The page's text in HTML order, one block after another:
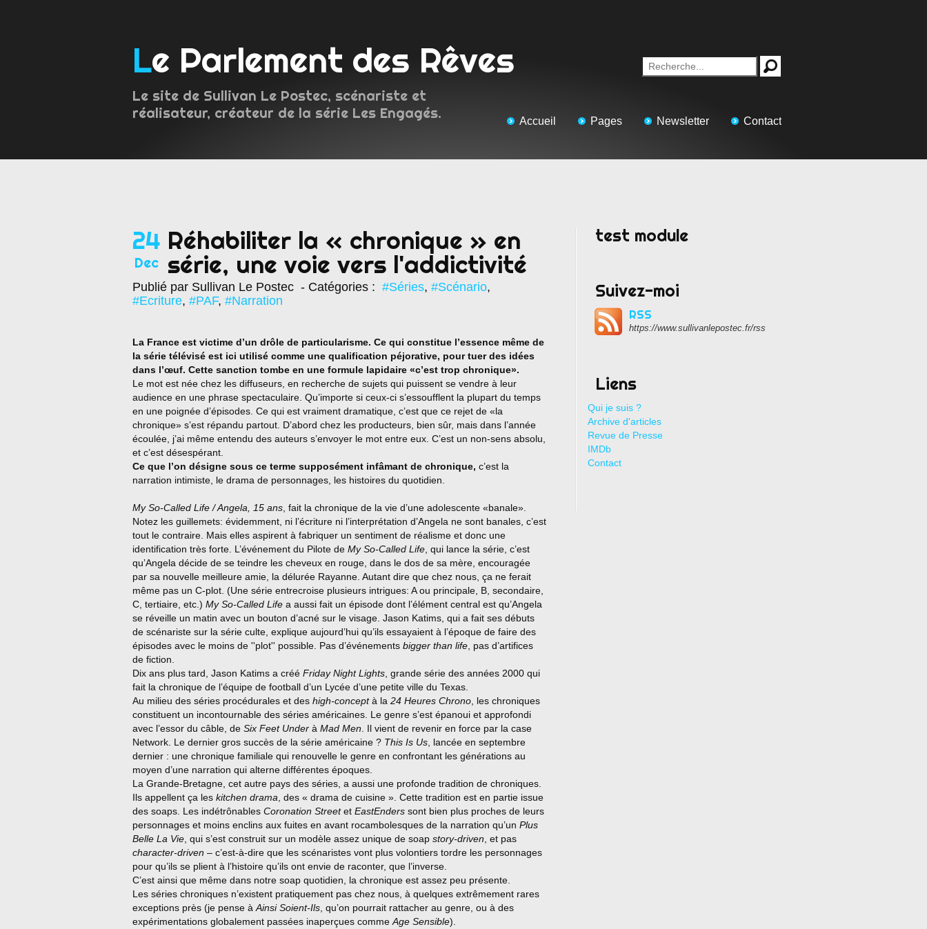
Le Parlement des Rêves
Le site de Sullivan Le Postec, scénariste et
réalisateur, créateur de la série Les Engagés.
Accueil Pages Newsletter Contact
24
Dec
Réhabiliter la « chronique » en
série, une voie vers l'addictivité
Publié par Sullivan Le Postec - Catégories : #Séries, #Scénario,
#Ecriture, #PAF, #Narration
La France est victime d’un drôle de particularisme. Ce qui constitue l’essence même de
la série télévisé est ici utilisé comme une qualification péjorative, pour tuer des idées
dans l’œuf. Cette sanction tombe en une formule lapidaire «c’est trop chronique».
Le mot est née chez les diffuseurs, en recherche de sujets qui puissent se vendre à leur
audience en une phrase spectaculaire. Qu’importe si ceux-ci s’essoufflent la plupart du temps
en une poignée d’épisodes. Ce qui est vraiment dramatique, c’est que ce rejet de «la
chronique» s’est répandu partout. D’abord chez les producteurs, bien sûr, mais dans l’année
écoulée, j’ai même entendu des auteurs s’envoyer le mot entre eux. C’est un non-sens absolu,
et c’est désespérant.
Ce que l’on désigne sous ce terme supposément infâmant de chronique, c’est la
narration intimiste, le drama de personnages, les histoires du quotidien.
My So-Called Life / Angela, 15 ans , fait la chronique de la vie d’une adolescente «banale».
Notez les guillemets: évidemment, ni l’écriture ni l’interprétation d’Angela ne sont banales, c’est
tout le contraire. Mais elles aspirent à fabriquer un sentiment de réalisme et donc une
identification très forte. L’événement du Pilote de My So-Called Life , qui lance la série, c’est
qu’Angela décide de se teindre les cheveux en rouge, dans le dos de sa mère, encouragée
par sa nouvelle meilleure amie, la délurée Rayanne. Autant dire que chez nous, ça ne ferait
même pas un C-plot. (Une série entrecroise plusieurs intrigues: A ou principale, B, secondaire,
C, tertiaire, etc.) My So-Called Life a aussi fait un épisode dont l’élément central est qu’Angela
se réveille un matin avec un bouton d’acné sur le visage. Jason Katims, qui a fait ses débuts
de scénariste sur la série culte, explique aujourd’hui qu’ils essayaient à l’époque de faire des
épisodes avec le moins de ''plot'' possible. Pas d’événements bigger than life , pas d’artifices
de fiction.
Dix ans plus tard, Jason Katims a créé Friday Night Lights , grande série des années 2000 qui
fait la chronique de l’équipe de football d’un Lycée d’une petite ville du Texas.
Au milieu des séries procédurales et des high-conceptà la 24 Heures Chrono , les chroniques
constituent un incontournable des séries américaines. Le genre s’est épanoui et approfondi
avec l’essor du câble, de Six Feet Under à Mad Men . Il vient de revenir en force par la case
Network. Le dernier gros succès de la série américaine ? This Is Us , lancée en septembre
dernier : une chronique familiale qui renouvelle le genre en confrontant les générations au
moyen d’une narration qui alterne différentes époques.
La Grande-Bretagne, cet autre pays des séries, a aussi une profonde tradition de chroniques.
Ils appellent ça les kitchen drama , des « drama de cuisine ». Cette tradition est en partie issue
des soaps. Les indétrônables Coronation Streetet EastEnders sont bien plus proches de leurs
personnages et moins enclins aux fuites en avant rocambolesques de la narration qu’un Plus
Belle La Vie , qui s’est construit sur un modèle assez unique de soap story-driven , et pas
character-driven – c’est-à-dire que les scénaristes vont plus volontiers tordre les personnages
pour qu’ils se plient à l’histoire qu’ils ont envie de raconter, que l’inverse.
C’est ainsi que même dans notre soap quotidien, la chronique est assez peu présente.
Les séries chroniques n’existent pratiquement pas chez nous, à quelques extrêmement rares
exceptions près (je pense à Ainsi Soient-Ils , qu’on pourrait rattacher au genre, ou à des
expérimentations globalement passées inaperçues comme Age Sensible).
test module
Suivez-moi
RSS
https://www.sullivanlepostec.fr/rss
Liens
Qui je suis ?
Archive d'articles
Revue de Presse
IMDb
Contact